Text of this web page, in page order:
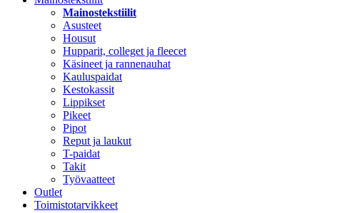
Mainostekstiilit
Asusteet
Housut
Hupparit, colleget ja fleecet
Käsineet ja rannenauhat
Kauluspaidat
Kestokassit
Lippikset
Pikeet
Pipot
Reput ja laukut
T-paidat
Takit
Työvaatteet
Outlet
Toimistotarvikkeet